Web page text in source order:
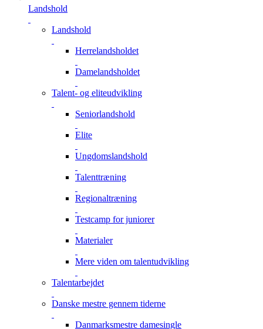
Landshold
Landshold
Herrelandsholdet
Damelandsholdet
Talent- og eliteudvikling
Seniorlandshold
Elite
Ungdomslandshold
Talenttræning
Regionaltræning
Testcamp for juniorer
Materialer
Mere viden om talentudvikling
Talentarbejdet
Danske mestre gennem tiderne
Danmarksmestre damesingle